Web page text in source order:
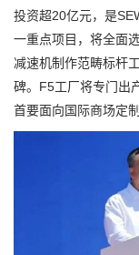
投资超20亿元，是
一重点项目，将全面
减速机制作范畴标杆
碑。F5工厂将专门出
首要面向国际商场定